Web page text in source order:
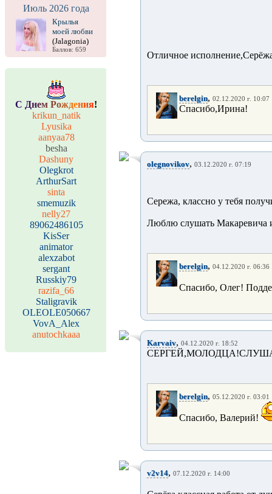
Июль 2026 года
Крылья
моей любви
(Jalagonia)
Баллов: 659
С Днем Рождения!
krikun_natik
Lyusika
aanyaa78
besha
Dashuny
Olegkrot
ArthurSart
sinta
smemuzik
nelly27
89062486105
KisSer
animator
alexzabot
sergant
Russkiy79
razifa_66
Staligravik
OLEOLE050667
VovA_Alex
anutochkaaa
Отличное
berelgin, 02.12.2020 г. 10:07
Спасибо,Ирина!
olegnovikov, 03.12.2020 г. 07:19
Сережа, классно у тебя
Люблю слушать Макаревича
berelgin, 04.12.2020 г. 06:36
Спасибо, Олег!
Karvaiv, 04.12.2020 г. 18:52
berelgin, 05.12.2020 г. 03:01
Спасибо, Валерий!
v2v14, 07.12.2020 г. 14:00